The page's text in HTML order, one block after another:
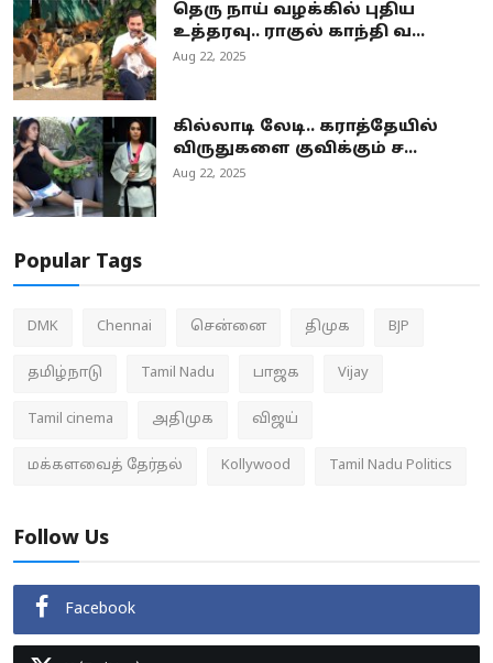
தெரு நாய் வழக்கில் புதிய
உத்தரவு.. ராகுல் காந்தி வ...
Aug 22, 2025
கில்லாடி லேடி.. கராத்தேயில்
விருதுகளை குவிக்கும் ச...
Aug 22, 2025
Popular Tags
DMK Chennai சென்னை திமுக BJP
தமிழ்நாடு Tamil Nadu பாஜக Vijay
Tamil cinema அதிமுக விஜய்
மக்களவைத் தேர்தல் Kollywood Tamil Nadu Politics
Follow Us
Facebook